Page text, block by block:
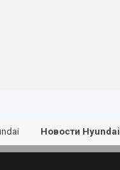
Новости Hyundai